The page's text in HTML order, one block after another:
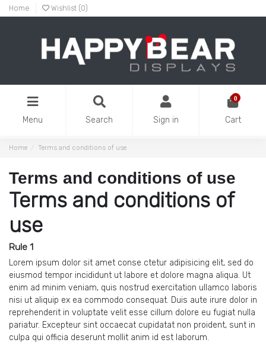
Home Wishlist (0)
Menu Search Sign in
0
Cart
Home Terms and conditions of use
Terms and conditions of use
Terms and conditions of
use
Rule 1
Lorem ipsum dolor sit amet conse ctetur adipisicing elit, sed do
eiusmod tempor incididunt ut labore et dolore magna aliqua. Ut
enim ad minim veniam, quis nostrud exercitation ullamco laboris
nisi ut aliquip ex ea commodo consequat. Duis aute irure dolor in
reprehenderit in voluptate velit esse cillum dolore eu fugiat nulla
pariatur. Excepteur sint occaecat cupidatat non proident, sunt in
culpa qui officia deserunt mollit anim id est laborum.